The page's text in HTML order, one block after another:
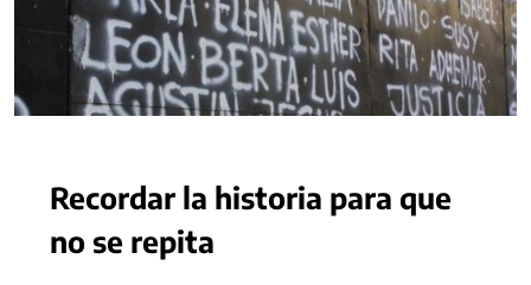
Recordar la historia para que
no se repita